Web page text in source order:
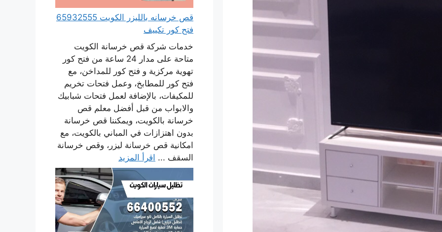
قص خرسانه بالليزر الكويت 65932555
فتح كور تكييف
خدمات شركة قص خرسانة الكويت
متاحة على مدار 24 ساعة من فتح كور
تهوية مركزية و فتح كور للمداخن، مع
فتح كور للمطابخ، وعمل فتحات تخريم
للمكيفات، بالإضافة لعمل فتحات شبابيك
والابواب من قبل أفضل معلم قص
خرسانة بالكويت، ويمكننا قص خرسانة
بدون اهتزازات في المباني بالكويت، مع
امكانية قص خرسانة ليزر، وقص خرسانة
السقف ... اقرأ المزيد